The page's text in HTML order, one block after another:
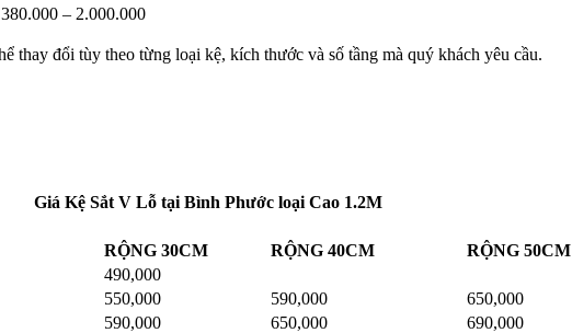
380.000 – 2.000.000
thay đổi tùy theo từng loại kệ, kích thước và số tầng mà quý khách yêu cầu.
Giá Kệ Sắt V Lỗ tại Bình Phước loại Cao 1.2M
RỘNG 30CM RỘNG 40CM RỘNG 50CM
490,000
550,000 590,000 650,000
590,000 650,000 690,000